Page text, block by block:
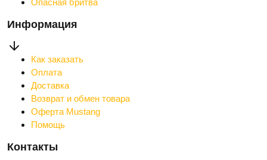
Опасная бритва
Информация
Как заказать
Оплата
Доставка
Возврат и обмен товара
Оферта Mustang
Помощь
Контакты